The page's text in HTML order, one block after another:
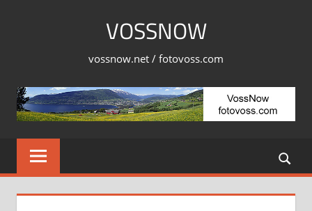
VOSSNOW
vossnow.net / fotovoss.com